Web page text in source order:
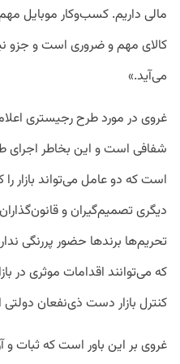
مالی داریم. کسب‌وکار موبایل
کالای مهم و ضروری است و جزو
می‌آید.»
غروی در مورد طرح رجیستری
شفافی است و این بخاطر اجرای
است که دو عامل می‌تواند بازار
دیگری تصمیم‌گیران و
تحریم‌ها برند‌ها حضور پررنگی
که می‌توانند اقدامات موثری در
کنترل بازار دست ذی‌نفعان
غروی بر این باور است که ثبات و